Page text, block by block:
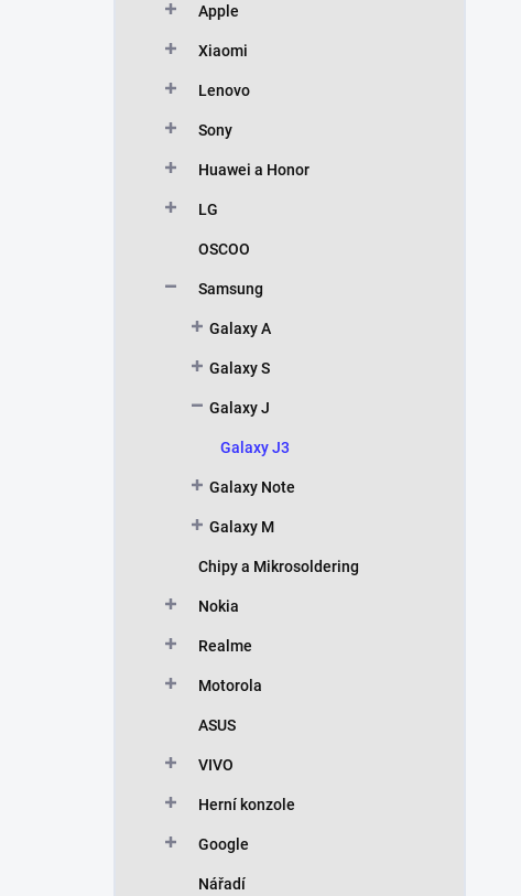
Apple
Xiaomi
Lenovo
Sony
Huawei a Honor
LG
OSCOO
Samsung
Galaxy A
Galaxy S
Galaxy J
Galaxy J3
Galaxy Note
Galaxy M
Chipy a Mikrosoldering
Nokia
Realme
Motorola
ASUS
VIVO
Herní konzole
Google
Nářadí